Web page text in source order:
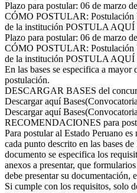
Plazo para postular: 06 de marzo
CÓMO POSTULAR: Postulación
de la institución POSTULA AQUÍ
Plazo para postular: 06 de marzo
CÓMO POSTULAR: Postulación
de la institución POSTULA AQUÍ
En las bases se especifica a
postulación.
DESCARGAR BASES del
Descargar aquí
Descargar aquí
RECOMENDACIONES para
Para postular al Estado Peruano
cada punto descrito en las bases
documento se especifica los
anexos a presentar, que
debe presentar su documentación,
Si cumple con los requisitos, solo